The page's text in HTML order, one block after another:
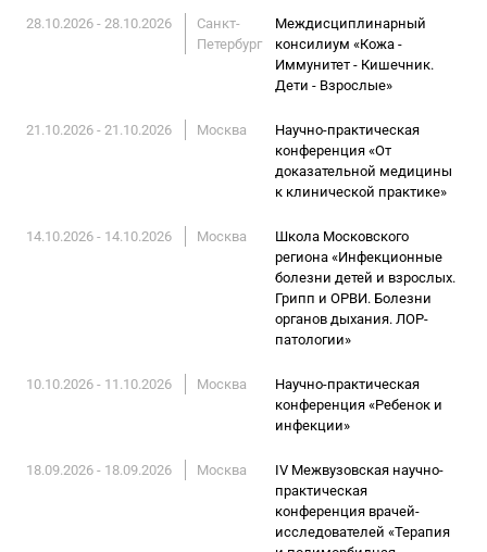
28.10.2026 - 28.10.2026
Санкт-
Петербург
Междисциплинарный
консилиум «Кожа -
Иммунитет - Кишечник.
Дети - Взрослые»
21.10.2026 - 21.10.2026 Москва
Научно-практическая
конференция «От
доказательной медицины
к клинической практике»
14.10.2026 - 14.10.2026 Москва
Школа Московского
региона «Инфекционные
болезни детей и взрослых.
Грипп и ОРВИ. Болезни
органов дыхания. ЛОР-
патологии»
10.10.2026 - 11.10.2026 Москва
Научно-практическая
конференция «Ребенок и
инфекции»
18.09.2026 - 18.09.2026 Москва
IV Межвузовская научно-
практическая
конференция врачей-
исследователей «Терапия